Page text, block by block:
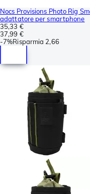
Nocs Provisions Photo Rig
adattatore per smartphone
35,33 €
37,99 €
-7%Risparmia 2,66